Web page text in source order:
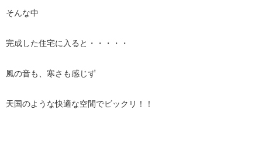
そんな中
完成した住宅に入ると・・・・・
風の音も、寒さも感じず
天国のような快適な空間でビックリ！！